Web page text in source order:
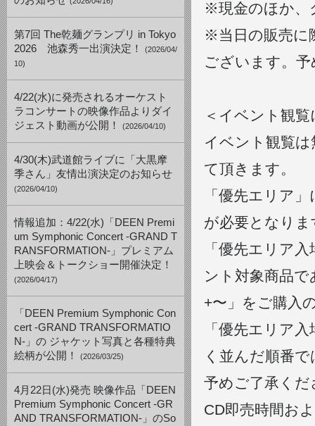
第7回 The乾麺グランプリ in Tokyo
2026 池森秀一出演決定！
(2026/04/
10)
4/22(水)に発売されるオーケスト
ラコンサートの映像作品よりダイ
ジェスト動画が公開！
(2026/04/10)
4/30(木)武道館ライブに「大黒摩
季さん」友情出演決定のお知らせ
(2026/04/10)
情報追加：4/22(水)「DEEN Premi
um Symphonic Concert -GRAND T
RANSFORMATION-」プレミアム
上映会＆トークショー開催決定！
(2026/04/17)
「DEEN Premium Symphonic Con
cert -GRAND TRANSFORMATIO
N-」の ジャケット写真と各種特典
絵柄が公開！
(2026/03/25)
4月22日(水)発売 映像作品「DEEN
Premium Symphonic Concert -GR
AND TRANSFORMATION-」のSo
※現金のほか、
※当日の販売に
ございます。
＜イベント観
イベント観覧
て頂きます。
「優先エリア
が必要となりま
「優先エリア
ント対象商品
+〜」をご購入
「優先エリア
く並んだ順番
予めご了承くだ
CD即売時間お